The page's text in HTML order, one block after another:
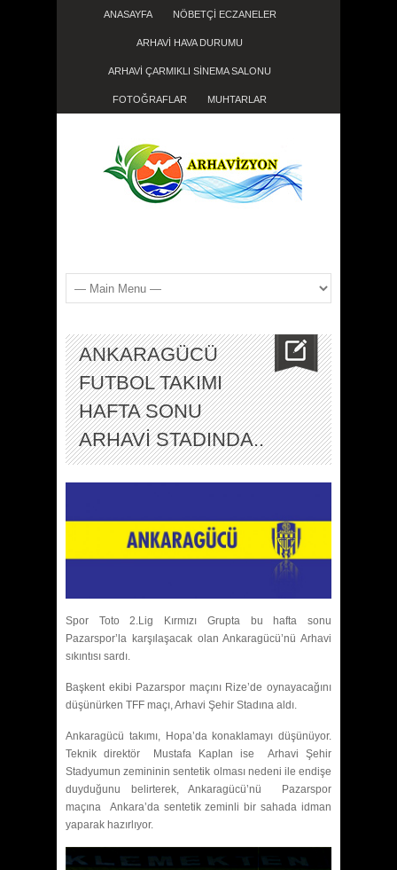
ANASAYFA NÖBETÇİ ECZANELER
ARHAVİ HAVA DURUMU
ARHAVİ ÇARMIKLI SİNEMA SALONU
FOTOĞRAFLAR MUHTARLAR
ANKARAGÜCÜ
FUTBOL TAKIMI
HAFTA SONU
ARHAVİ STADINDA..
Spor Toto 2.Lig Kırmızı Grupta bu hafta sonu
Pazarspor’la karşılaşacak olan Ankaragücü’nü Arhavi
sıkıntısı sardı.
Başkent ekibi Pazarspor maçını Rize’de oynayacağını
düşünürken TFF maçı, Arhavi Şehir Stadına aldı.
Ankaragücü takımı, Hopa’da konaklamayı düşünüyor.
Teknik direktör Mustafa Kaplan ise Arhavi Şehir
Stadyumun zemininin sentetik olması nedeni ile endişe
duyduğunu belirterek, Ankaragücü’nü Pazarspor
maçına Ankara’da sentetik zeminli bir sahada idman
yaparak hazırlıyor.